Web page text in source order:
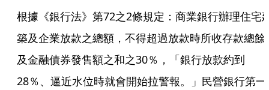
根據《銀行法》第72之2條規定：商業銀行辦理住宅
築及企業放款之總額，不得超過放款時所收存款總餘
及金融債券發售額之和之30％，「銀行放款約到
28％、逼近水位時就會開始拉警報。」民營銀行第一